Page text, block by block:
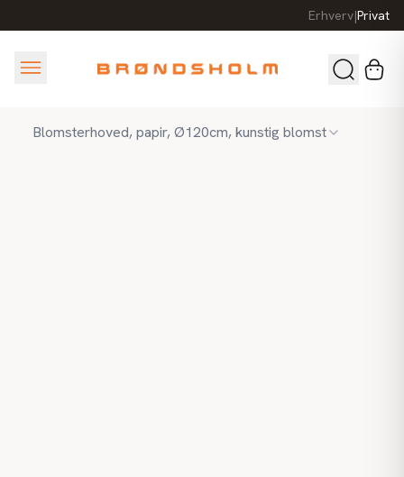
Erhverv|Privat
Blomsterhoved, papir, Ø120cm, kunstig blomst